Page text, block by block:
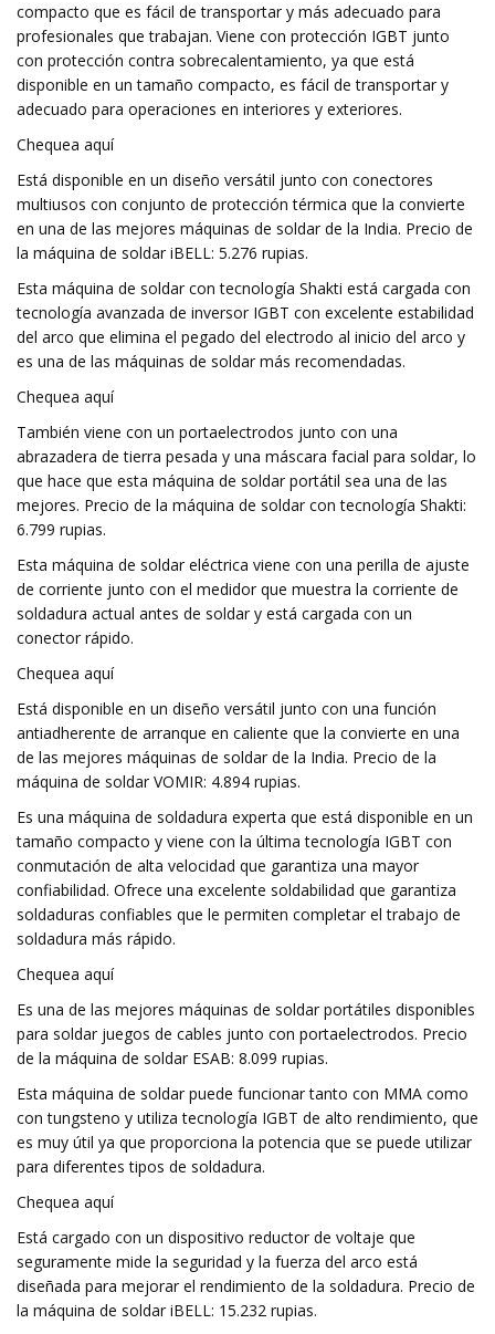
compacto que es fácil de transportar y más adecuado para
profesionales que trabajan. Viene con protección IGBT junto
con protección contra sobrecalentamiento, ya que está
disponible en un tamaño compacto, es fácil de transportar y
adecuado para operaciones en interiores y exteriores.
Chequea aquí
Está disponible en un diseño versátil junto con conectores
multiusos con conjunto de protección térmica que la convierte
en una de las mejores máquinas de soldar de la India. Precio de
la máquina de soldar iBELL: 5.276 rupias.
Esta máquina de soldar con tecnología Shakti está cargada con
tecnología avanzada de inversor IGBT con excelente estabilidad
del arco que elimina el pegado del electrodo al inicio del arco y
es una de las máquinas de soldar más recomendadas.
Chequea aquí
También viene con un portaelectrodos junto con una
abrazadera de tierra pesada y una máscara facial para soldar, lo
que hace que esta máquina de soldar portátil sea una de las
mejores. Precio de la máquina de soldar con tecnología Shakti:
6.799 rupias.
Esta máquina de soldar eléctrica viene con una perilla de ajuste
de corriente junto con el medidor que muestra la corriente de
soldadura actual antes de soldar y está cargada con un
conector rápido.
Chequea aquí
Está disponible en un diseño versátil junto con una función
antiadherente de arranque en caliente que la convierte en una
de las mejores máquinas de soldar de la India. Precio de la
máquina de soldar VOMIR: 4.894 rupias.
Es una máquina de soldadura experta que está disponible en un
tamaño compacto y viene con la última tecnología IGBT con
conmutación de alta velocidad que garantiza una mayor
confiabilidad. Ofrece una excelente soldabilidad que garantiza
soldaduras confiables que le permiten completar el trabajo de
soldadura más rápido.
Chequea aquí
Es una de las mejores máquinas de soldar portátiles disponibles
para soldar juegos de cables junto con portaelectrodos. Precio
de la máquina de soldar ESAB: 8.099 rupias.
Esta máquina de soldar puede funcionar tanto con MMA como
con tungsteno y utiliza tecnología IGBT de alto rendimiento, que
es muy útil ya que proporciona la potencia que se puede utilizar
para diferentes tipos de soldadura.
Chequea aquí
Está cargado con un dispositivo reductor de voltaje que
seguramente mide la seguridad y la fuerza del arco está
diseñada para mejorar el rendimiento de la soldadura. Precio de
la máquina de soldar iBELL: 15.232 rupias.